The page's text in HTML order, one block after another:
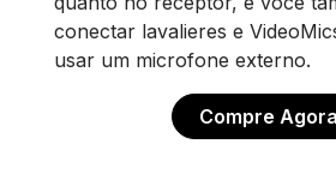
conectar lavalieres e
usar um microfone externo.
Compre Agora